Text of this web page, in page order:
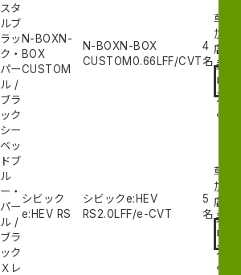
スタ
ルブ
ラッ
ク・
パー
ル/
ブラ
ック
N-BOXN-
BOX
CUSTOM
N-BOXN-BOX
CUSTOM0.66LFF/CVT
4
名
草
加
店試
乗
申
込
み
シー
ベッ
ドブ
ル
ー・
パー
ル/
ブラ
ック
Ｘレ
シビック
e:HEV RS
シビックe:HEV
RS2.0L FF/e-CVT
5
名
草
加
店試
乗
申
込
み